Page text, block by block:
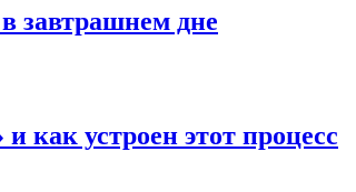
завтрашнем дне
как устроен этот процесс